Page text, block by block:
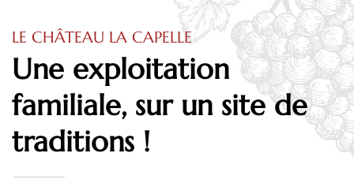
LE CHÂTEAU LA CAPELLE
Une exploitation
familiale, sur un site de
traditions !